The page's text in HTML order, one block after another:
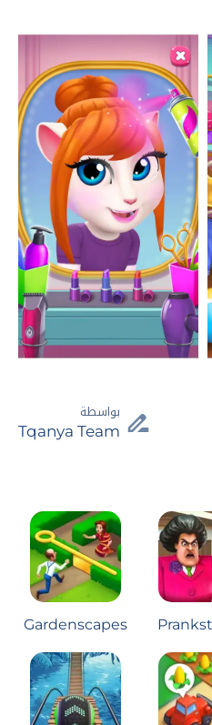
بواسطة
Tqanya Team
Gardenscapes